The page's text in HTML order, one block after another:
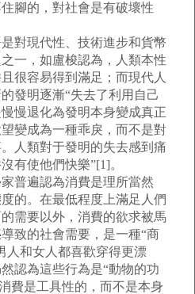
腳的，對社會是有破壞性
現代性、技術進步和貨幣
一，如盧梭認為，人類本性
很容易得到滿足；而現代人
發明逐漸“失去了利用自己
慢退化為發明本身變成真正
變成為一種乖戾，而不是對
人類對于發明的失去感到痛
有使他們快樂”[1]。
遍認為消費是理所當然
的。在最低程度上滿足人們
需要以外，消費的欲求被馬
致的社會需要，是一種“商
人和女人都喜歡穿得更漂
認為這些行為是“動物的功
費是工具性的，而不是本身